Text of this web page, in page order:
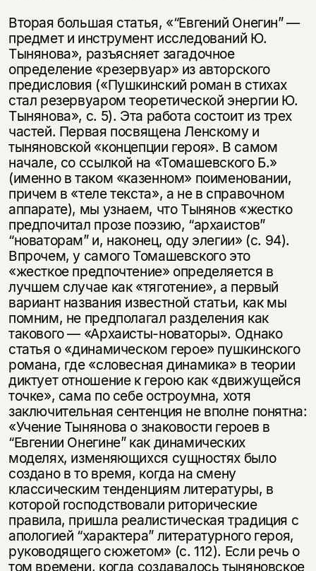
Вторая большая статья, «“Евгений Онегин” —
предмет и инструмент исследований Ю.
Тынянова», разъясняет загадочное
определение «резервуар» из авторского
предисловия («Пушкинский роман в стихах
стал резервуаром теоретической энергии Ю.
Тынянова», с. 5). Эта работа состоит из трех
частей. Первая посвящена Ленскому и
тыняновской «концепции героя». В самом
начале, со ссылкой на «Томашевского Б.»
(именно в таком «казенном» поименовании,
причем в «теле текста», а не в справочном
аппарате), мы узнаем, что Тынянов «жестко
предпочитал прозе поэзию, “архаистов”
“новаторам” и, наконец, оду элегии» (с. 94).
Впрочем, у самого Томашевского это
«жесткое предпочтение» определяется в
лучшем случае как «тяготение», а первый
вариант названия известной статьи, как мы
помним, не предполагал разделения как
такового — «Архаисты-новаторы». Однако
статья о «динамическом герое» пушкинского
романа, где «словесная динамика» в теории
диктует отношение к герою как «движущейся
точке», сама по себе остроумна, хотя
заключительная сентенция не вполне понятна:
«Учение Тынянова о знаковости героев в
“Евгении Онегине” как динамических
моделях, изменяющихся сущностях было
создано в то время, когда на смену
классическим тенденциям литературы, в
которой господствовали риторические
правила, пришла реалистическая традиция с
апологией “характера” литературного героя,
руководящего сюжетом» (с. 112). Если речь о
том времени, когда создавалось тыняновское